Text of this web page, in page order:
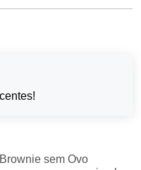
sem Ovo